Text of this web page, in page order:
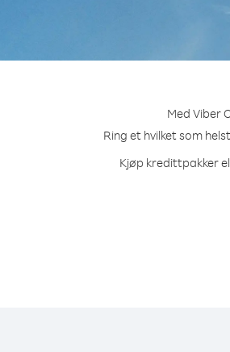
Med Viber
Ring et hvilket som
Kjøp kredittpakker